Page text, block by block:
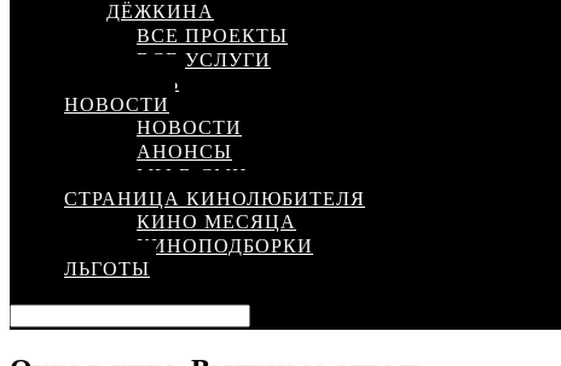
ДЁЖКИНА
ВСЕ ПРОЕКТЫ
ВСЕ УСЛУГИ
КИНОСЕТЬ
НОВОСТИ
НОВОСТИ
АНОНСЫ
МЫ В СМИ
СТРАНИЦА КИНОЛЮБИТЕЛЯ
КИНО МЕСЯЦА
КИНОПОДБОРКИ
ЛЬГОТЫ